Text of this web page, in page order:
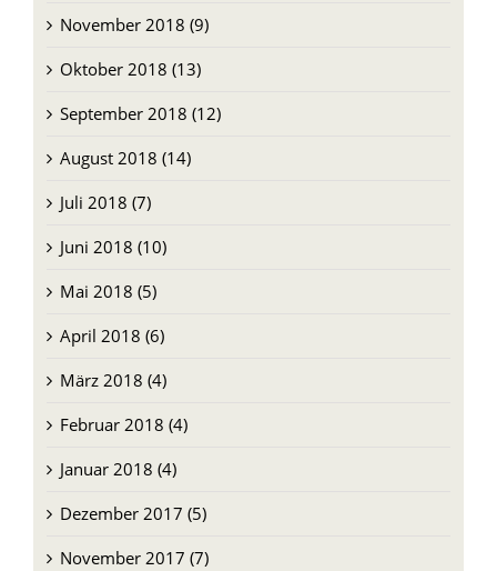
November 2018 (9)
Oktober 2018 (13)
September 2018 (12)
August 2018 (14)
Juli 2018 (7)
Juni 2018 (10)
Mai 2018 (5)
April 2018 (6)
März 2018 (4)
Februar 2018 (4)
Januar 2018 (4)
Dezember 2017 (5)
November 2017 (7)